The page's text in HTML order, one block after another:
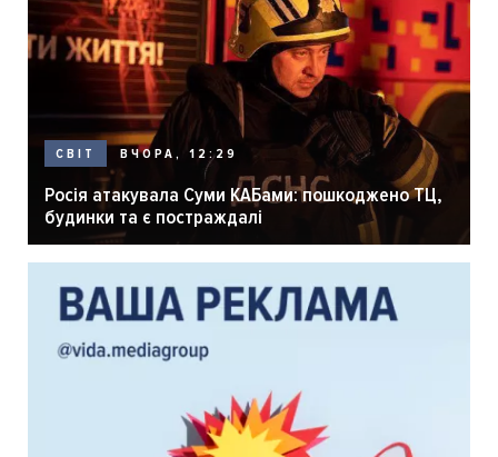
СВІТ ВЧОРА, 12:29
Росія атакувала Суми КАБами: пошкоджено ТЦ,
будинки та є постраждалі